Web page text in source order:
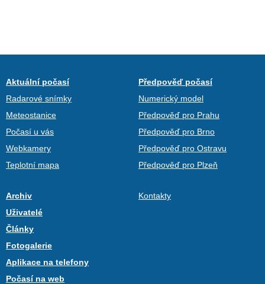
Aktuální počasí
Radarové snímky
Meteostanice
Počasí u vás
Webkamery
Teplotní mapa
Předpověď počasí
Numerický model
Předpověď pro Prahu
Předpověď pro Brno
Předpověď pro Ostravu
Předpověď pro Plzeň
Archiv
Uživatelé
Články
Fotogalerie
Aplikace na telefony
Počasí na web
Kontakty